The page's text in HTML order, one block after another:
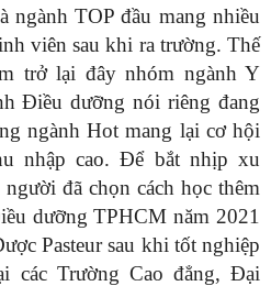
ngành TOP đầu mang nhiều
viên sau khi ra trường. Thế
trở lại đây nhóm ngành Y
Điều dưỡng nói riêng đang
ngành Hot mang lại cơ hội
nhập cao. Để bắt nhịp xu
đã chọn cách học thêm
dưỡng TPHCM năm 2021
Pasteur sau khi tốt nghiệp
các Trường Cao đẳng, Đại